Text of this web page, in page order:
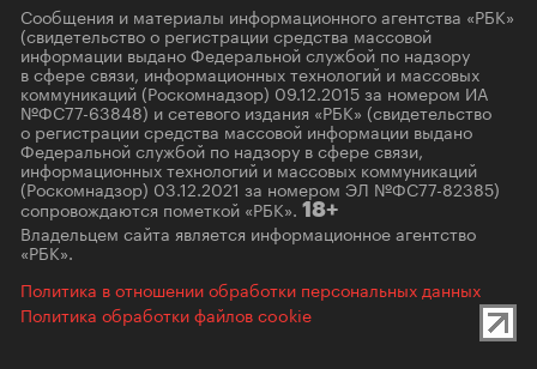
Сообщения и материалы информационного агентства «РБК»
(свидетельство о регистрации средства массовой
информации выдано Федеральной службой по надзору
в сфере связи, информационных технологий и массовых
коммуникаций (Роскомнадзор) 09.12.2015 за номером ИА
№ФС77-63848) и сетевого издания «РБК» (свидетельство
о регистрации средства массовой информации выдано
Федеральной службой по надзору в сфере связи,
информационных технологий и массовых коммуникаций
(Роскомнадзор) 03.12.2021 за номером ЭЛ №ФС77-82385)
сопровождаются пометкой «РБК». 18+
Владельцем сайта является информационное агентство
«РБК».
Политика в отношении обработки персональных данных
Политика обработки файлов cookie